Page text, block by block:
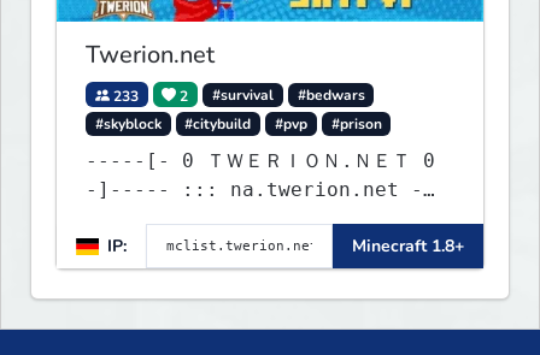
Twerion.net
233 2 #survival
#bedwars
#skyblock
#citybuild #pvp #prison
-----[- 0 ＴＷＥＲＩＯＮ.ＮＥＴ 0
-]----- ::: na.twerion.net -
eu.twerion.net -
as.twerion.net :::
IP: Minecraft 1.8+